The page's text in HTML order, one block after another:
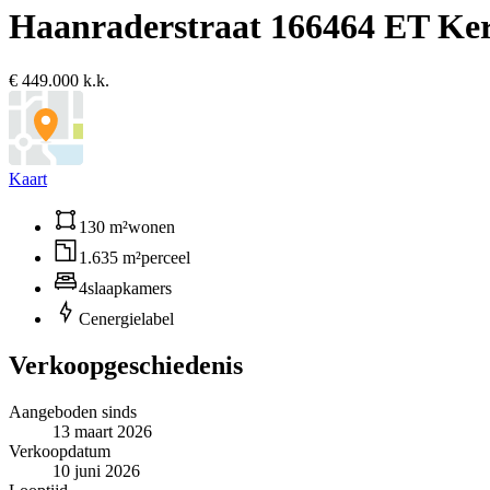
Haanraderstraat 166464 ET
€ 449.000 k.k.
Kaart
130 m²wonen
1.635 m²perceel
4slaapkamers
Cenergielabel
Verkoopgeschiedenis
Aangeboden sinds
13 maart 2026
Verkoopdatum
10 juni 2026